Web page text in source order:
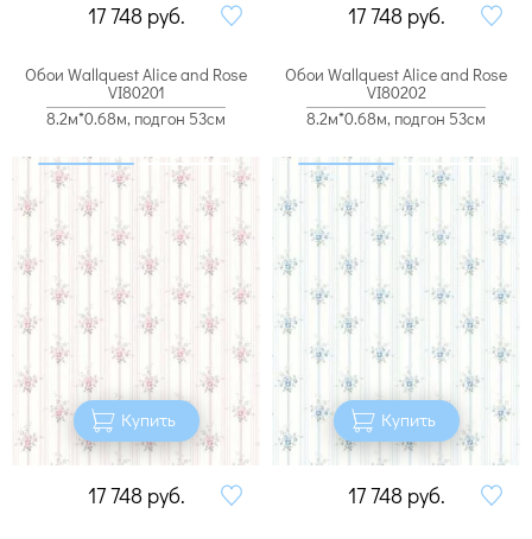
17 748 руб. 17 748 руб.
Обои Wallquest Alice and Rose
VI80201
8.2м*0.68м, подгон 53см
Купить
17 748 руб.
Обои Wallquest Alice and Rose
VI80202
8.2м*0.68м, подгон 53см
Купить
17 748 руб.